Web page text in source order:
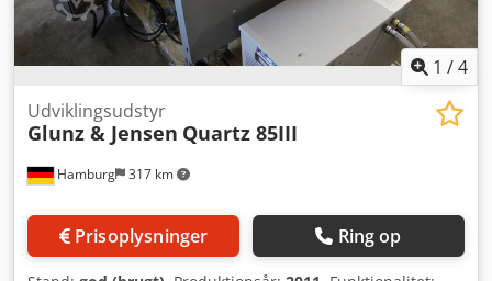
1 /4
Hamburg 317 km
Udviklingsudstyr
Glunz & Jensen Quartz 85III
Prisoplysninger Ring op